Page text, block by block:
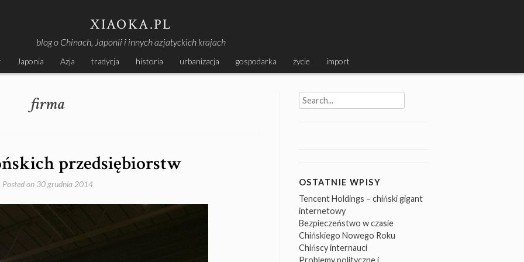
XIAOKA.PL
blog o Chinach, Japonii i innych azjatyckich krajach
Japonia Azja tradycja historia urbanizacja gospodarka życie import
firma
przedsiębiorstw
Posted on 30 grudnia 2014
Search
for:
OSTATNIE WPISY
Tencent Holdings – chiński gigant
internetowy
Bezpieczeństwo w czasie
Chińskiego Nowego Roku
Chińscy internauci
Problemy polityczne i